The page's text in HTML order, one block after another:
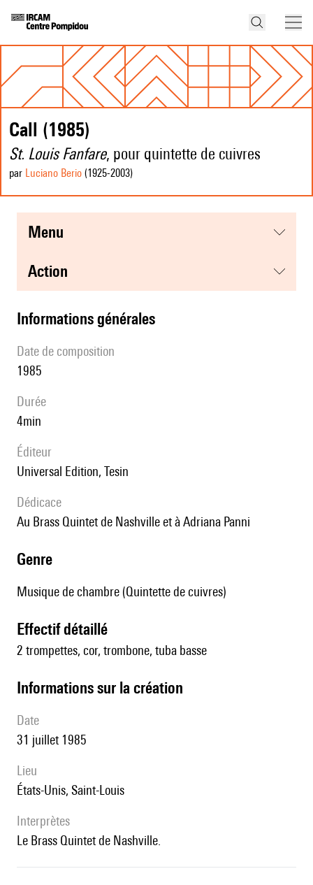
Call (1985)
St. Louis Fanfare, pour quintette de cuivres
par Luciano Berio (1925-2003)
menu
action
informations générales
date de composition
1985
durée
4min
éditeur
Universal Edition, Tesin
Dédicace
au Brass Quintet de Nashville et à Adriana Panni
genre
Musique de chambre (Quintette de cuivres)
effectif détaillé
2 trompettes, cor, trombone, tuba basse
informations sur la création
date
31 juillet 1985
lieu
États-Unis, Saint-Louis
interprètes
le Brass Quintet de Nashville.